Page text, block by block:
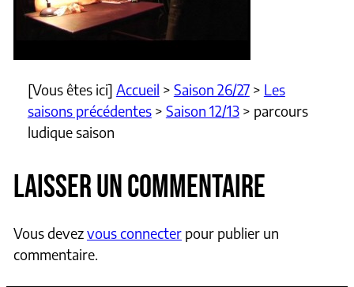
[Vous êtes ici] Accueil > Saison 26/27> Les
saisons précédentes> Saison 12/13> parcours
ludique saison
LAISSER UN COMMENTAIRE
Vous devezvous connecterpour publier un
commentaire.